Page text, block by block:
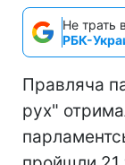
Не трать
РБК-
Правляча
рух"